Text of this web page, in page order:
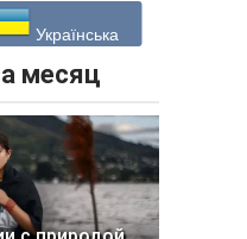
Українська
месяц